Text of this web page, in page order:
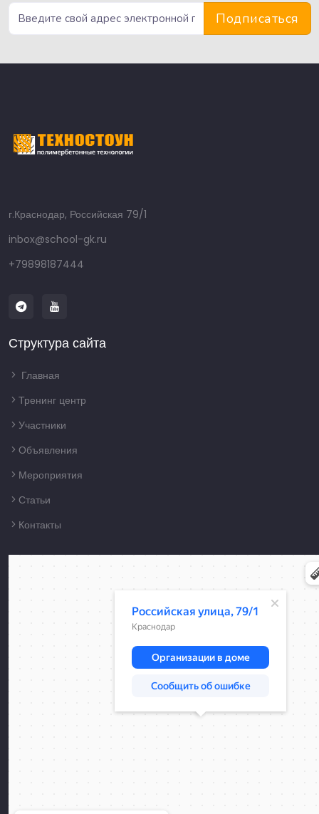
Подписаться
г.Краснодар, Российская 79/1
inbox@school-gk.ru
+79898187444
Структура сайта
Главная
Тренинг центр
Участники
Объявления
Мероприятия
Статьи
Контакты